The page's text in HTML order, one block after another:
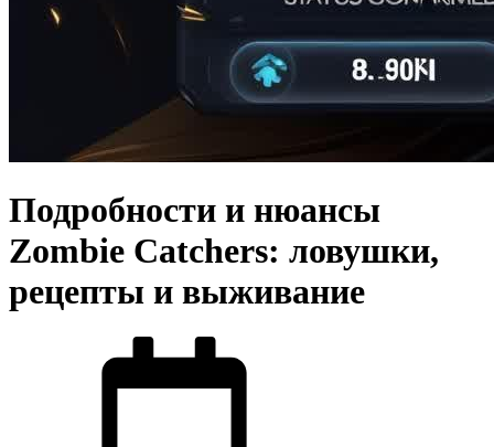
Подробности и нюансы
Zombie Catchers: ловушки,
рецепты и выживание